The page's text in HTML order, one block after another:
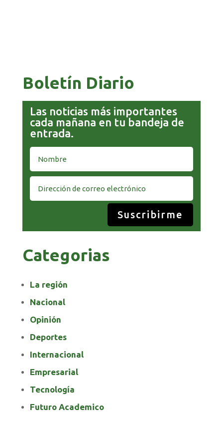
Boletín Diario
Las noticias más importantes
cada mañana en tu bandeja de
entrada.
Suscribirme
Categorias
La región
Nacional
Opinión
Deportes
Internacional
Empresarial
Tecnología
Futuro Academico